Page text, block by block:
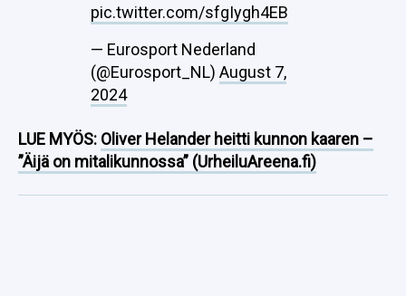
pic.twitter.com/sfgIygh4EB
— Eurosport Nederland
(@Eurosport_NL) August 7,
2024
LUE MYÖS: Oliver Helander heitti kunnon kaaren –
”Äijä on mitalikunnossa” (UrheiluAreena.fi)